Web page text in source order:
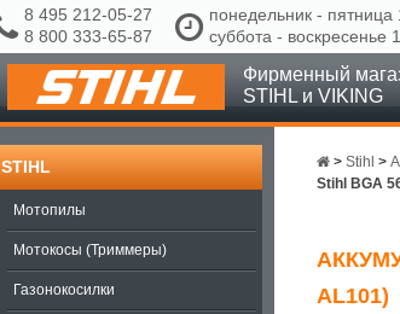
8 495 212-05-27
8 800 333-65-87
понедельник -
суббота - воскресенье
Фирменный
STIHL и VIKING
STIHL
Мотопилы
Мотокосы (Триммеры)
Газонокосилки
> Stihl >
Stihl BGA
AL101)